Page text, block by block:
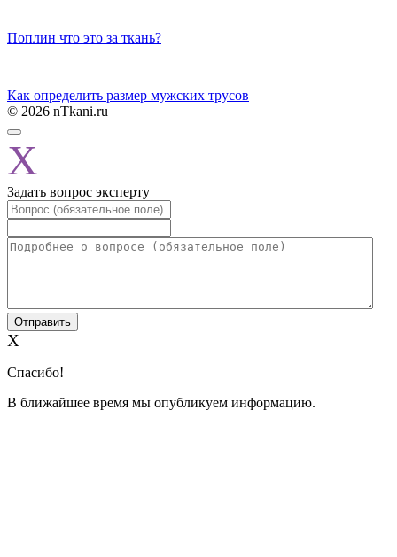
Поплин что это за ткань?
Как определить размер мужских трусов
© 2026 nTkani.ru
X
Задать вопрос эксперту
X
Спасибо!
В ближайшее время мы опубликуем информацию.